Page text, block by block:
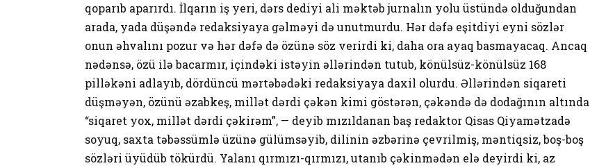
qoparıb aparırdı. İlqarın iş yeri, dərs dediyi ali məktəb jurnalın yolu üstündə olduğundan
arada, yada düşəndə redaksiyaya gəlməyi də unutmurdu. Hər dəfə eşitdiyi eyni sözlər
onun əhvalını pozur və hər dəfə də özünə söz verirdi ki, daha ora ayaq basmayacaq. Ancaq
nədənsə, özü ilə bacarmır, içindəki istəyin əllərindən tutub, könülsüz-könülsüz 168
pilləkəni adlayıb, dördüncü mərtəbədəki redaksiyaya daxil olurdu. Əllərindən siqareti
düşməyən, özünü əzabkeş, millət dərdi çəkən kimi göstərən, çəkəndə də dodağının altında
“siqaret yox, millət dərdi çəkirəm”, — deyib mızıldanan baş redaktor Qisas Qiyamətzadə
soyuq, saxta təbəssümlə üzünə gülümsəyib, dilinin əzbərinə çevrilmiş, məntiqsiz, boş-boş
sözləri üyüdüb tökürdü. Yalanı qırmızı-qırmızı, utanıb çəkinmədən elə deyirdi ki, az